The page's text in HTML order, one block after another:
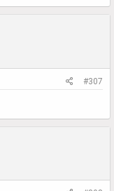
#307